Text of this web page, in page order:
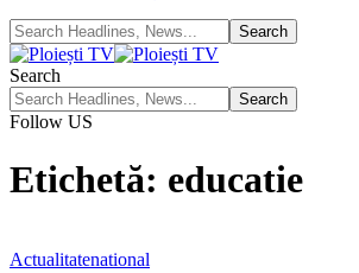
Search
Follow US
Etichetă: educatie
Actualitatenational